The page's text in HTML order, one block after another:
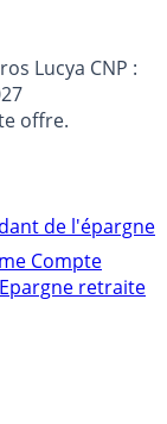
Lucya CNP :
offre.
de l'épargne
Compte
Epargne retraite